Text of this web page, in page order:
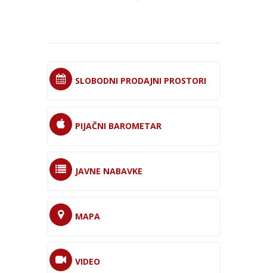
SLOBODNI PRODAJNI PROSTORI
PIJAČNI BAROMETAR
JAVNE NABAVKE
MAPA
VIDEO